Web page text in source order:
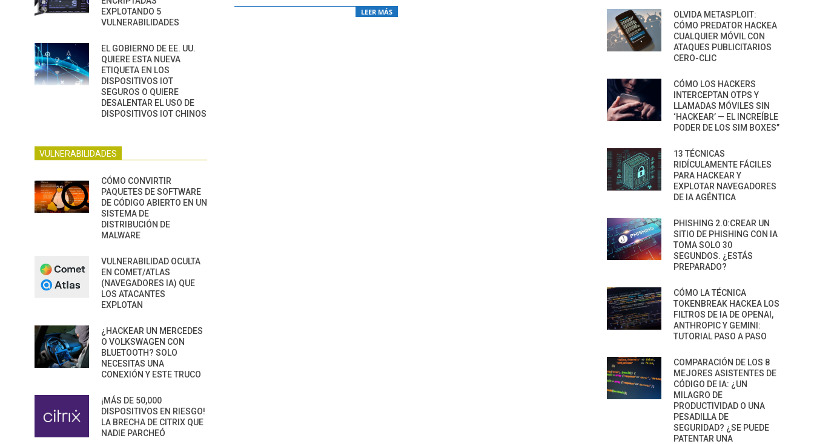
LEER MÁS
EXPLOTANDO 5
VULNERABILIDADES
EL GOBIERNO DE EE. UU.
QUIERE ESTA NUEVA
ETIQUETA EN LOS
DISPOSITIVOS IOT
SEGUROS O QUIERE
DESALENTAR EL USO DE
DISPOSITIVOS IOT CHINOS
VULNERABILIDADES
CÓMO CONVIRTIR
PAQUETES DE SOFTWARE
DE CÓDIGO ABIERTO EN UN
SISTEMA DE
DISTRIBUCIÓN DE
MALWARE
VULNERABILIDAD OCULTA
EN COMET/ATLAS
(NAVEGADORES IA) QUE
LOS ATACANTES
EXPLOTAN
¿HACKEAR UN MERCEDES
O VOLKSWAGEN CON
BLUETOOTH? SOLO
NECESITAS UNA
CONEXIÓN Y ESTE TRUCO
¡MÁS DE 50,000
DISPOSITIVOS EN RIESGO!
LA BRECHA DE CITRIX QUE
NADIE PARCHEÓ
OLVIDA METASPLOIT:
CÓMO PREDATOR HACKEA
CUALQUIER MÓVIL CON
ATAQUES PUBLICITARIOS
CERO-CLIC
CÓMO LOS HACKERS
INTERCEPTAN OTPS Y
LLAMADAS MÓVILES SIN
‘HACKEAR’ — EL INCREÍBLE
PODER DE LOS SIM BOXES”
13 TÉCNICAS
RIDÍCULAMENTE FÁCILES
PARA HACKEAR Y
EXPLOTAR NAVEGADORES
DE IA AGÉNTICA
PHISHING 2.0:CREAR UN
SITIO DE PHISHING CON IA
TOMA SOLO 30
SEGUNDOS. ¿ESTÁS
PREPARADO?
CÓMO LA TÉCNICA
TOKENBREAK HACKEA LOS
FILTROS DE IA DE OPENAI,
ANTHROPIC Y GEMINI:
TUTORIAL PASO A PASO
COMPARACIÓN DE LOS 8
MEJORES ASISTENTES DE
CÓDIGO DE IA: ¿UN
MILAGRO DE
PRODUCTIVIDAD O UNA
PESADILLA DE
SEGURIDAD? ¿SE PUEDE
PATENTAR UNA